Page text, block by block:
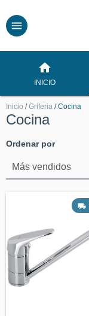
INICIO
Inicio / Griferia / Cocina
Cocina
Ordenar por